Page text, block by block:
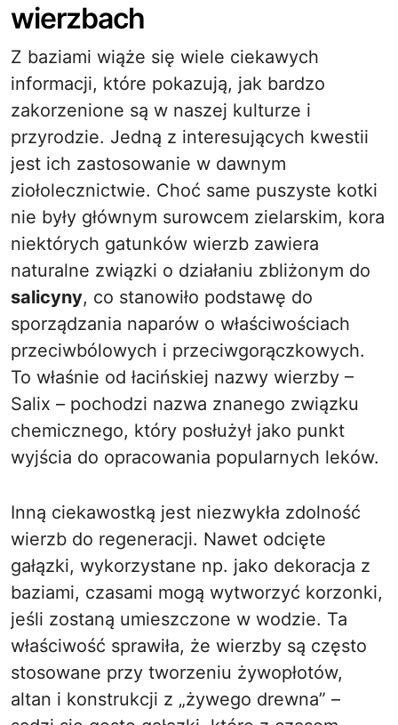
wierzbach
Z baziami wiąże się wiele ciekawych
informacji, które pokazują, jak bardzo
zakorzenione są w naszej kulturze i
przyrodzie. Jedną z interesujących kwestii
jest ich zastosowanie w dawnym
ziołolecznictwie. Choć same puszyste kotki
nie były głównym surowcem zielarskim, kora
niektórych gatunków wierzb zawiera
naturalne związki o działaniu zbliżonym do
salicyny, co stanowiło podstawę do
sporządzania naparów o właściwościach
przeciwbólowych i przeciwgorączkowych.
To właśnie od łacińskiej nazwy wierzby –
Salix – pochodzi nazwa znanego związku
chemicznego, który posłużył jako punkt
wyjścia do opracowania popularnych leków.
Inną ciekawostką jest niezwykła zdolność
wierzb do regeneracji. Nawet odcięte
gałązki, wykorzystane np. jako dekoracja z
baziami, czasami mogą wytworzyć korzonki,
jeśli zostaną umieszczone w wodzie. Ta
właściwość sprawiła, że wierzby są często
stosowane przy tworzeniu żywopłotów,
altan i konstrukcji z „żywego drewna” –